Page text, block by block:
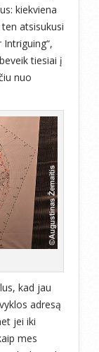
kiekviena
atsisukusi
tiesiai į
nuo
kad jau
adresą
jei iki
mes